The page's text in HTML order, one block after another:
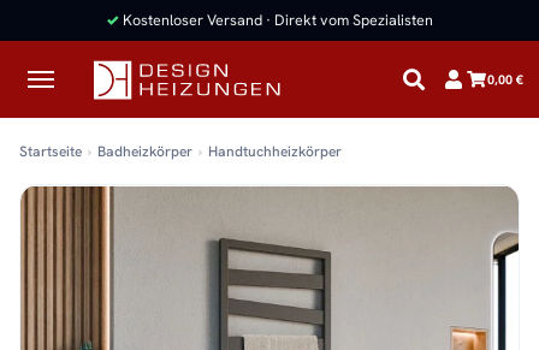
✓ Kostenloser Versand · Direkt vom Spezialisten
0,00 €
Startseite Badheizkörper Handtuchheizkörper